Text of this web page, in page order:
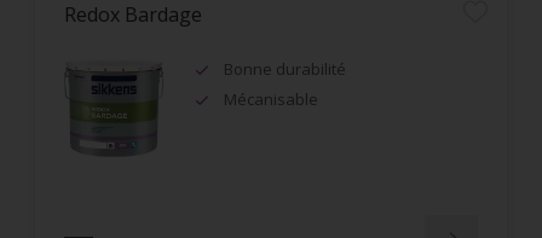
Redox Bardage
Bonne durabilité
Mécanisable